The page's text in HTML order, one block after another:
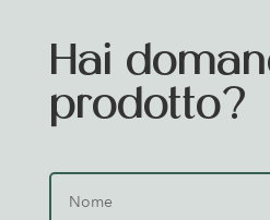
Hai
prodotto?